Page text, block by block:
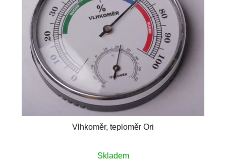
Vlhkoměr, teploměr Ori
Skladem